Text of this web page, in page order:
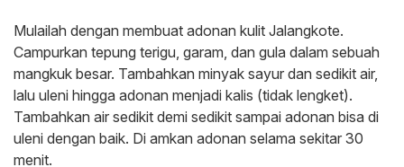
Mulailah dengan membuat adonan kulit Jalangkote.
Campurkan tepung terigu, garam, dan gula dalam sebuah
mangkuk besar. Tambahkan minyak sayur dan sedikit air,
lalu uleni hingga adonan menjadi kalis (tidak lengket).
Tambahkan air sedikit demi sedikit sampai adonan bisa di
uleni dengan baik. Di amkan adonan selama sekitar 30
menit.